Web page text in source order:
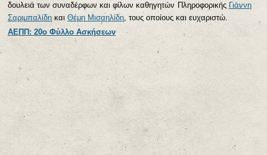
δουλειά των συναδέρφων και φίλων καθηγητών Πληροφορικής Γιάννη
Σαριμπαλίδηκαι Θέμη Μισαηλίδη, τους οποίους και ευχαριστώ.
ΑΕΠΠ: 20ο Φύλλο Ασκήσεων